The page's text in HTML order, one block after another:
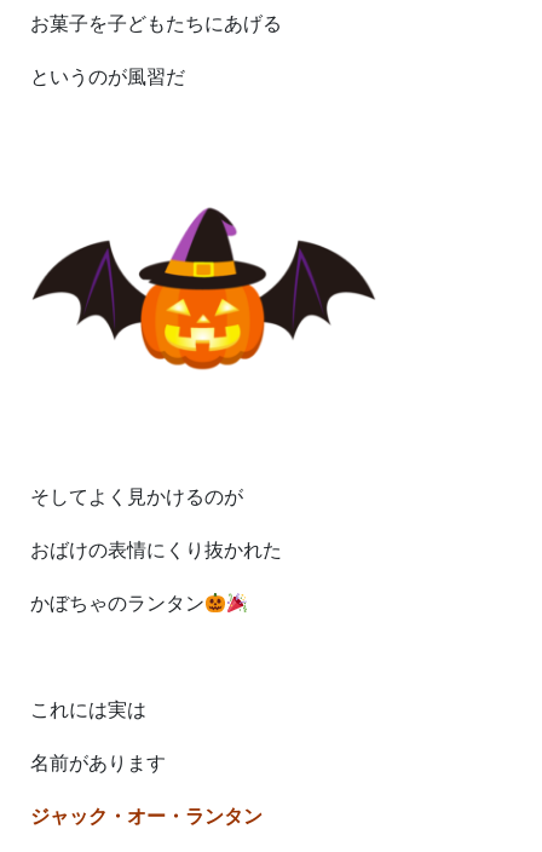
お菓子を子どもたちにあげる
というのが風習だ
そしてよく見かけるのが
おばけの表情にくり抜かれた
かぼちゃのランタン
これには実は
名前があります
ジャック・オー・ランタン